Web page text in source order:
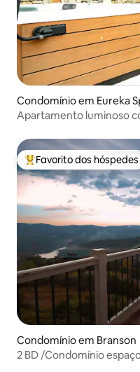
Condomínio em Eureka
Apartamento luminoso
Favoritos dos hóspedes
Favorito dos hóspedes
Condomínio em Branson
2 BD /Condomínio